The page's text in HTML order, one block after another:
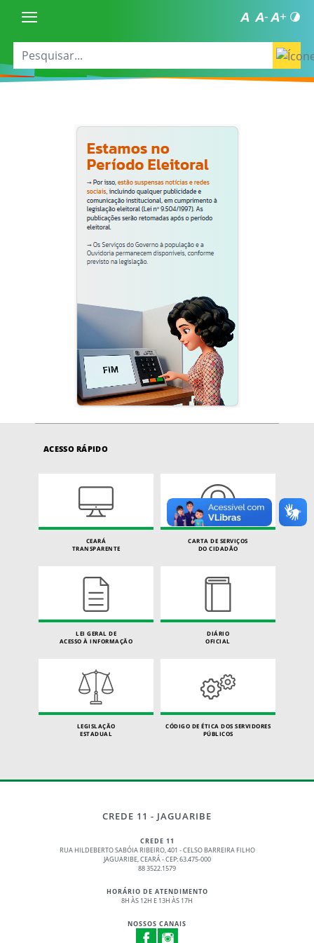
ACESSO RÁPIDO
CEARÁ
TRANSPARENTE
CARTA DE SERVIÇOS
DO CIDADÃO
LEI GERAL DE
ACESSO À INFORMAÇÃO
DIÁRIO
OFICIAL
LEGISLAÇÃO
ESTADUAL
CÓDIGO DE ÉTICA DOS SERVIDORES
PÚBLICOS
CREDE 11 - JAGUARIBE
CREDE 11
RUA HILDEBERTO SABÓIA RIBEIRO, 401 - CELSO BARREIRA FILHO
JAGUARIBE, CEARÁ - CEP: 63.475-000
88 3522.1579
HORÁRIO DE ATENDIMENTO
8H ÀS 12H E 13H ÀS 17H
NOSSOS CANAIS